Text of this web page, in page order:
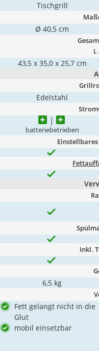
Tischgrill
Ø 40,5 cm
L
43,5 x 35,0 x 25,7 cm
Edelstahl
batteriebetrieben
Inkl.
6,5 kg
Fett gelangt nicht in die
Glut
mobil einsetzbar